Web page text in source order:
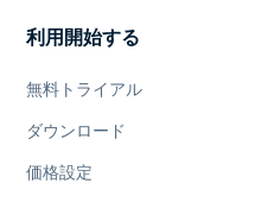
利用開始する
無料トライアル
ダウンロード
価格設定